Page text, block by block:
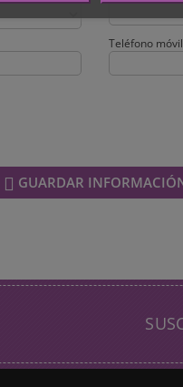
Teléfono
GUARDAR